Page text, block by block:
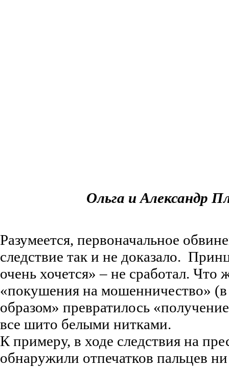
Ольга и Александр
Разумеется, первоначальное
следствие так и не доказало.
очень хочется» – не сработал. Что
«покушения на мошенничество»
образом» превратилось
все шито белыми нитками.
К примеру, в ходе следствия на
обнаружили отпечатков пальцев